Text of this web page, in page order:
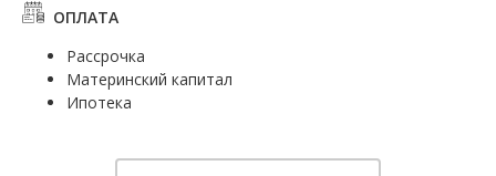
ОПЛАТА
Рассрочка
Материнский капитал
Ипотека